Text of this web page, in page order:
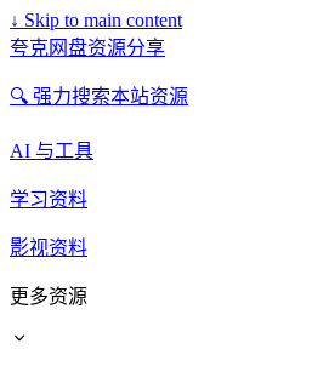
↓ Skip to main content
夸克网盘资源分享
🔍 强力搜索本站资源
AI 与工具
学习资料
影视资料
更多资源